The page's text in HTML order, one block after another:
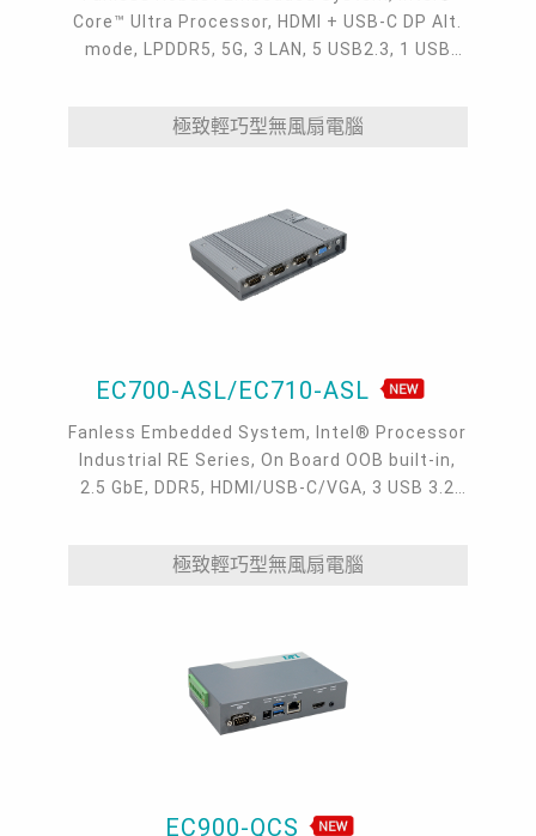
Core™ Ultra Processor, HDMI + USB-C DP Alt.
mode, LPDDR5, 5G, 3 LAN, 5 USB2.3, 1 USB
極致輕巧型無風扇電腦
EC700-ASL/EC710-ASL
Fanless Embedded System, Intel® Processor
Industrial RE Series, On Board OOB built-in,
2.5 GbE, DDR5, HDMI/USB-C/VGA, 3 USB 3.2
極致輕巧型無風扇電腦
EC900-QCS